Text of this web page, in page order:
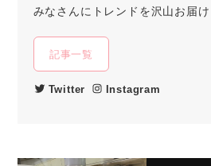
みなさんにトレンドを沢山お届
記事一覧
Twitter Instagram